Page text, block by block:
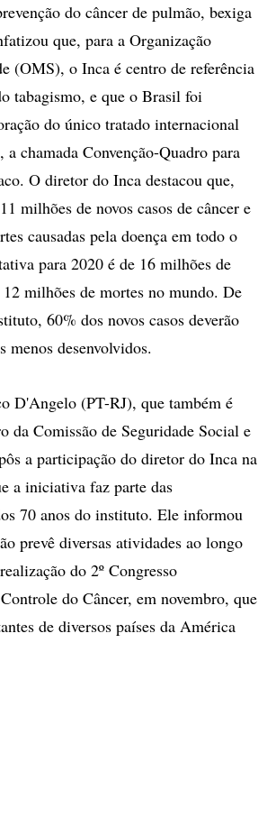
do câncer de pulmão, bexiga
que, para a Organização
(OMS), o Inca é centro de referência
tabagismo, e que o Brasil foi
do único tratado internacional
a chamada Convenção-Quadro para
O diretor do Inca destacou que,
milhões de novos casos de câncer e
causadas pela doença em todo o
para 2020 é de 16 milhões de
12 milhões de mortes no mundo. De
60% dos novos casos deverão
menos desenvolvidos.
D'Angelo (PT-RJ), que também é
da Comissão de Seguridade Social e
a participação do diretor do Inca na
a iniciativa faz parte das
70 anos do instituto. Ele informou
prevê diversas atividades ao longo
do 2º Congresso
do Câncer, em novembro, que
de diversos países da América